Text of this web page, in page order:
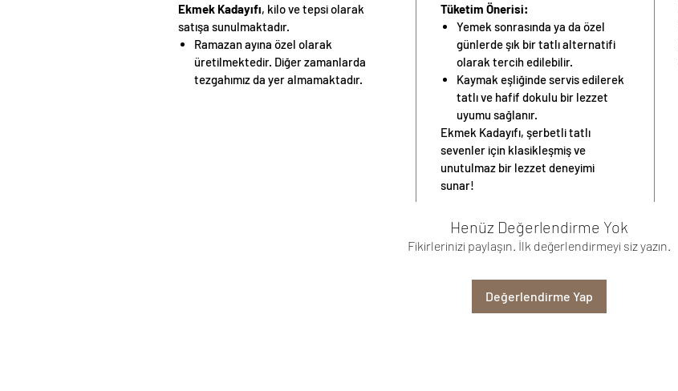
Ekmek Kadayıfı, kilo ve tepsi olarak
satışa sunulmaktadır.
Ramazan ayına özel olarak
üretilmektedir. Diğer zamanlarda
tezgahımız da yer almamaktadır.
Tüketim Önerisi:
Yemek sonrasında ya da özel
günlerde şık bir tatlı alternatifi
olarak tercih edilebilir.
Kaymak eşliğinde servis edilerek
tatlı ve hafif dokulu bir lezzet
uyumu sağlanır.
Ekmek Kadayıfı, şerbetli tatlı
sevenler için klasikleşmiş ve
unutulmaz bir lezzet deneyimi
sunar!
Henüz Değerlendirme Yok
Fikirlerinizi paylaşın. İlk değerlendirmeyi siz yazın.
Değerlendirme Yap